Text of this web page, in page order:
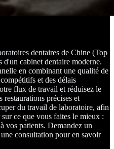
dentaires de Chine (Top
d'un cabinet dentaire moderne.
en combinant une qualité de
et des délais
flux de travail et réduisez le
restaurations précises et
du travail de laboratoire, afin
ce que vous faites le mieux :
vos patients. Demandez un
consultation pour en savoir